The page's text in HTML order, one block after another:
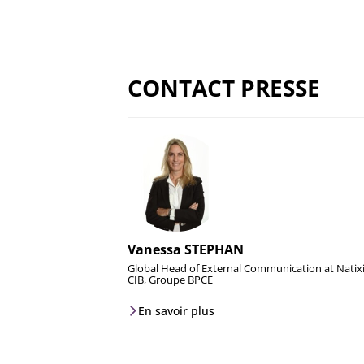
CONTACT PRESSE
Vanessa STEPHAN
Global Head of External Communication at
CIB, Groupe BPCE
En savoir plus